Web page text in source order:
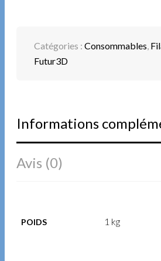
Catégories :Consommables
Futur3D
Informations
Avis (0)
POIDS 1 kg